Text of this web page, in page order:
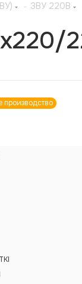
- ЗВУ 220В
производство